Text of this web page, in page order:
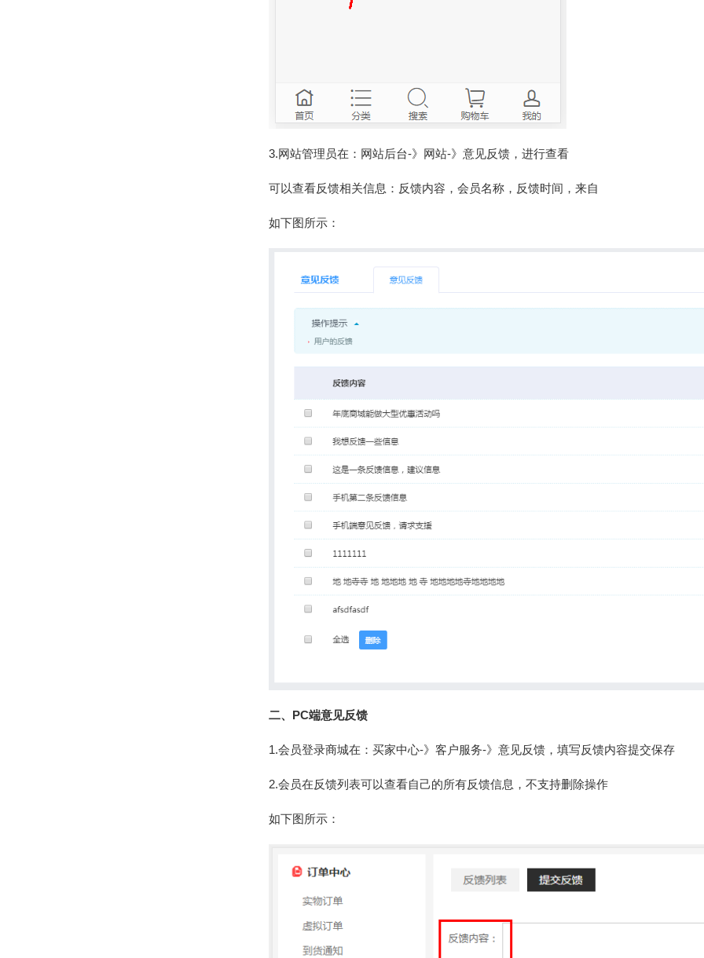
3.网站管理员在：网站后台-》网站-》意见反馈，进行查看
可以查看反馈相关信息：反馈内容，会员名称，反馈时间，来自
如下图所示：
二、PC端意见反馈
1.会员登录商城在：买家中心-》客户服务-》意见反馈，填写反馈内容提交保存
2.会员在反馈列表可以查看自己的所有反馈信息，不支持删除操作
如下图所示：